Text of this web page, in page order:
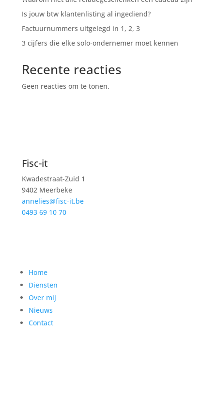
Is jouw btw klantenlisting al ingediend?
Factuurnummers uitgelegd in 1, 2, 3
3 cijfers die elke solo-ondernemer moet kennen
Recente reacties
Geen reacties om te tonen.
Fisc-it
Kwadestraat-Zuid 1
9402 Meerbeke
annelies@fisc-it.be
0493 69 10 70
Home
Diensten
Over mij
Nieuws
Contact